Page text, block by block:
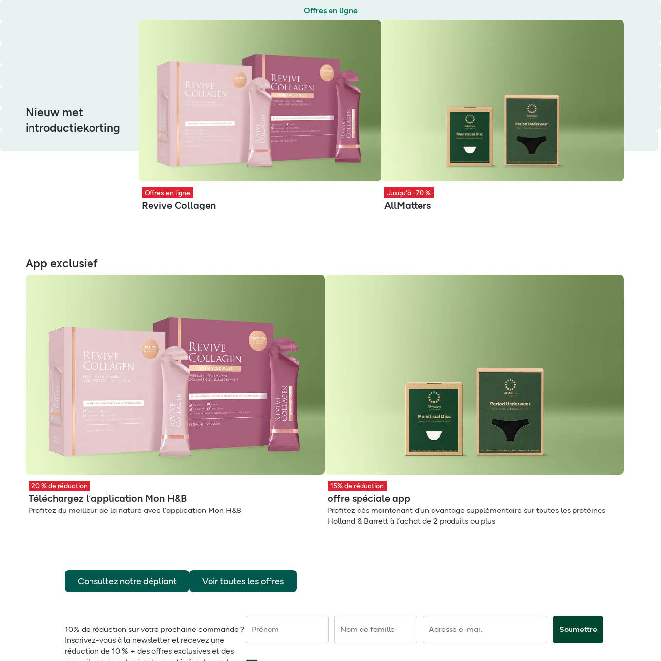
Offres en ligne
2+1 gratis
Dernière chance
Dépliant
Toutes les offres
Nieuw met
introductiekorting
Offres en ligne
Revive Collagen
Jusqu'à -70 %
AllMatters
App exclusief
20 % de réduction
Téléchargez l’application Mon H&B
Profitez du meilleur de la nature avec l’application Mon H&B
15% de réduction
offre spéciale app
Profitez dès maintenant d’un avantage supplémentaire sur toutes les protéines
Holland & Barrett à l’achat de 2 produits ou plus
Consultez notre dépliant Voir toutes les offres
10% de réduction sur votre prochaine commande ?
Inscrivez-vous à la newsletter et recevez une
réduction de 10 % + des offres exclusives et des
Prénom Nom de famille Adresse e-mail Soumettre